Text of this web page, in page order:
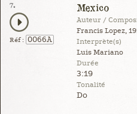
7.
Réf : 0066A
Mexico
Auteur /
Francis Lopez,
Interprète(s)
Luis Mariano
Durée
3:19
Tonalité
Do